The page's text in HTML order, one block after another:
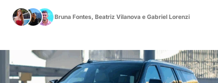
Bruna Fontes, Beatriz Vilanova e Gabriel Lorenzi